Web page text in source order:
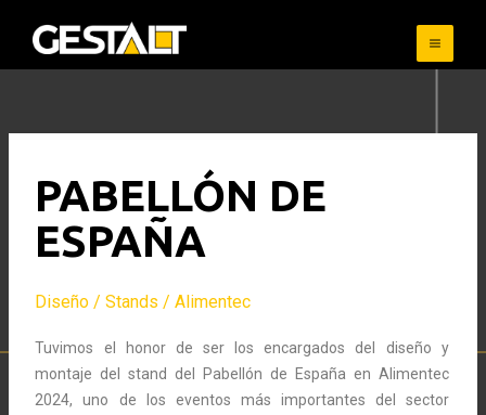
PABELLÓN DE
ESPAÑA
Diseño / Stands / Alimentec
Tuvimos el honor de ser los encargados del diseño y
montaje del stand del Pabellón de España en Alimentec
2024, uno de los eventos más importantes del sector